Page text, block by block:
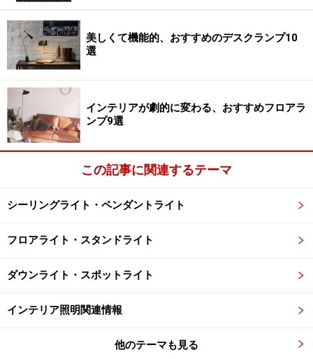
1/2 次のページへ
美しくて機能的、おすすめのデスクランプ10
選
インテリアが劇的に変わる、おすすめフロアラ
ンプ9選
この記事に関連するテーマ
シーリングライト・ペンダントライト
フロアライト・スタンドライト
ダウンライト・スポットライト
インテリア照明関連情報
他のテーマも見る